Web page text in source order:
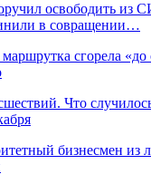
освободить из
в совращении…
маршрутка сгорела
Что
бизнесмен из